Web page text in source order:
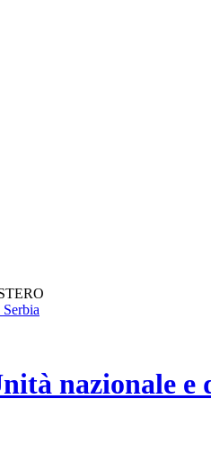
nazionale